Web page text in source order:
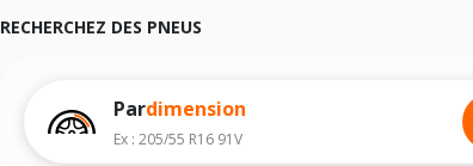
véhicule, sans oublier les indices de charge et de vitesse,
RECHERCHEZ DES PNEUS
Pardimension
Ex : 205/55 R16 91V